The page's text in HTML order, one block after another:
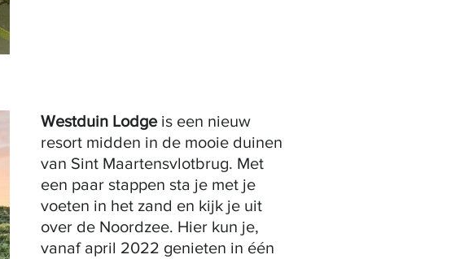
Westduin Lodgeis een nieuw
resort midden in de mooie duinen
van Sint Maartensvlotbrug. Met
een paar stappen sta je met je
voeten in het zand en kijk je uit
over de Noordzee. Hier kun je,
vanaf april 2022 genieten in één